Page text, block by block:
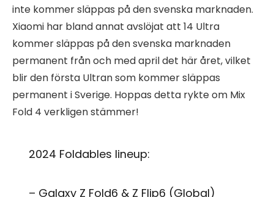
inte kommer släppas på den svenska marknaden.
Xiaomi har bland annat avslöjat att 14 Ultra
kommer släppas på den svenska marknaden
permanent från och med april det här året, vilket
blir den första Ultran som kommer släppas
permanent i Sverige. Hoppas detta rykte om Mix
Fold 4 verkligen stämmer!
2024 Foldables lineup:
– Galaxy Z Fold6 & Z Flip6 (Global)